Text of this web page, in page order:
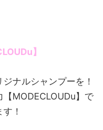
】
ナルシャンプーを！
MODECLOUDu】で
！